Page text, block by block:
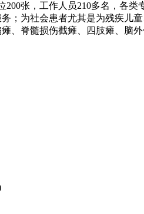
张，工作人员210多名，各
；为社会患者尤其是为残疾儿
、脊髓损伤截瘫、四肢瘫、脑